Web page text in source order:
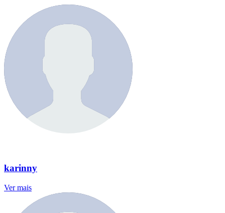
karinny
Ver mais